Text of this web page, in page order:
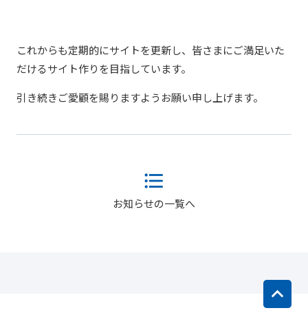
これからも定期的にサイトを更新し、皆さまにご満足いた
だけるサイト作りを目指しています。
引き続きご愛顧を賜りますようお願い申し上げます。
お知らせの一覧へ